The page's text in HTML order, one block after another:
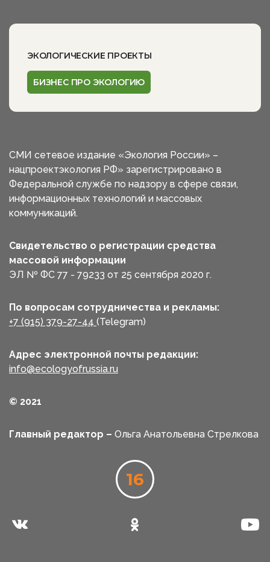
ЭКОЛОГИЧЕСКИЕ ПРОЕКТЫ
БИЗНЕС ПРО ЭКОЛОГИЮ
СМИ сетевое издание «Экология России» –
нацпроектэкология РФ» зарегистрировано в
Федеральной службе по надзору в сфере связи,
информационных технологий и массовых
коммуникаций.
Свидетельство о регистрации средства
массовой информации
ЭЛ № ФС 77 - 79233 от 25 сентября 2020 г.
По вопросам сотрудничества и рекламы:
+7 (915) 379-27-44 (Telegram)
Адрес электронной почты редакции:
info@ecologyofrussia.ru
© 2021
Главный редактор – Ольга Анатольевна Стрелкова
16